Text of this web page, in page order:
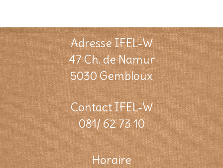
Adresse IFEL-W
47 Ch. de Namur
5030 Gembloux
Contact IFEL-W
081/ 62 73 10
Horaire